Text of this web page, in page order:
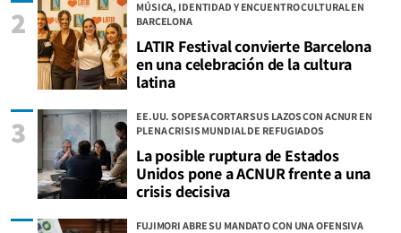
MÚSICA, IDENTIDAD Y ENCUENTRO CULTURAL EN
BARCELONA
LATIR Festival convierte Barcelona
en una celebración de la cultura
latina
2
EE.UU. SOPESA CORTAR SUS LAZOS CON ACNUR EN
PLENA CRISIS MUNDIAL DE REFUGIADOS
La posible ruptura de Estados
Unidos pone a ACNUR frente a una
crisis decisiva
3
FUJIMORI ABRE SU MANDATO CON UNA OFENSIVA